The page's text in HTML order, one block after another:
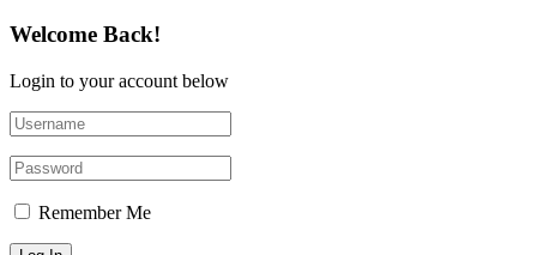
Welcome Back!
Login to your account below
Remember Me